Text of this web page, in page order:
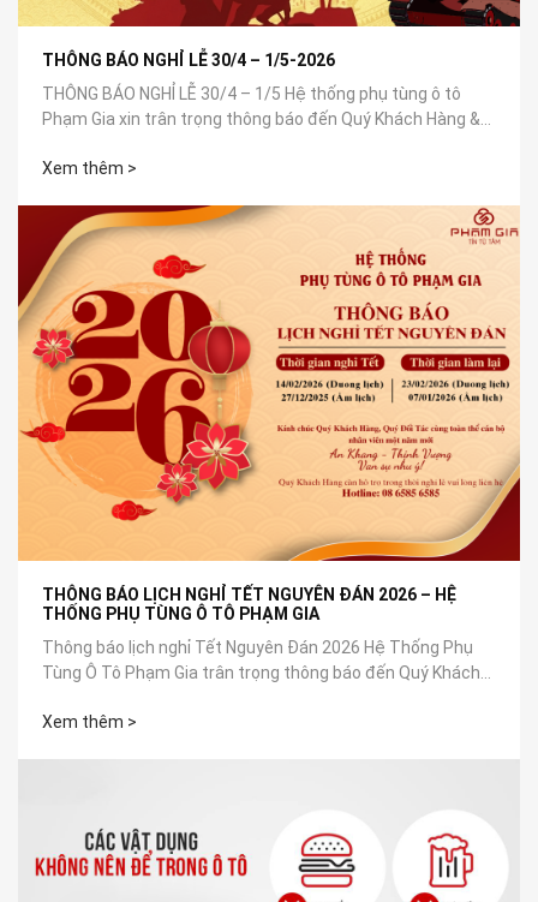
THÔNG BÁO NGHỈ LỄ 30/4 – 1/5-2026
THÔNG BÁO NGHỈ LỄ 30/4 – 1/5 Hệ thống phụ tùng ô tô
Phạm Gia xin trân trọng thông báo đến Quý Khách Hàng &
Xem thêm >
THÔNG BÁO LỊCH NGHỈ TẾT NGUYÊN ĐÁN 2026 – HỆ
THỐNG PHỤ TÙNG Ô TÔ PHẠM GIA
Thông báo lịch nghỉ Tết Nguyên Đán 2026 Hệ Thống Phụ
Tùng Ô Tô Phạm Gia trân trọng thông báo đến Quý Khách
Xem thêm >